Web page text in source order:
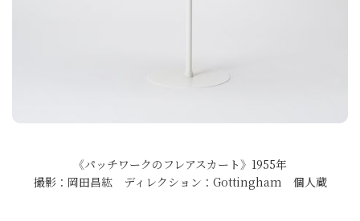
《パッチワークのフレアスカート》1955年
撮影：岡田昌紘 ディレクション：Gottingham 個人蔵